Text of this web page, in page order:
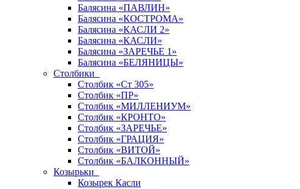
Балясина «ПАВЛИН»
Балясина «КОСТРОМА»
Балясина «КАСЛИ 2»
Балясина «КАСЛИ»
Балясина «ЗАРЕЧЬЕ 1»
Балясина «БЕЛЯНИЦЫ»
Столбики
Столбик «Ст 305»
Столбик «ПР»
Столбик «МИЛЛЕНИУМ»
Столбик «КРОНТО»
Столбик «ЗАРЕЧЬЕ»
Столбик «ГРАЦИЯ»
Столбик «ВИТОЙ»
Столбик «БАЛКОННЫЙ»
Козырьки
Козырек Касли